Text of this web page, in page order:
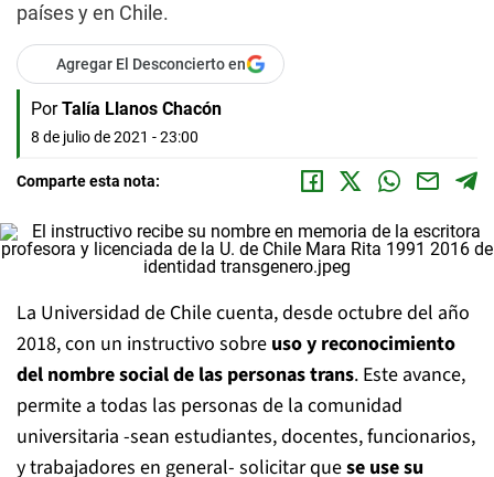
países y en Chile.
Agregar El Desconcierto en
Por Talía Llanos Chacón
8 de julio de 2021 - 23:00
Comparte esta nota:
La Universidad de Chile cuenta, desde octubre del año
2018, con un instructivo sobre uso y reconocimiento
del nombre social de las personas trans. Este avance,
permite a todas las personas de la comunidad
universitaria -sean estudiantes, docentes, funcionarios,
y trabajadores en general- solicitar quese use su